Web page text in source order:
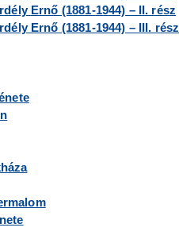
Ernő (1881-1944) – II. rész
Ernő (1881-1944) – III. rész